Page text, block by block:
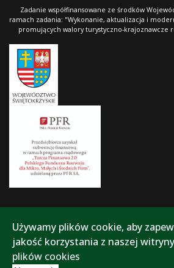
Zadanie współfinansowane ze środków
ramach zadania: "Wykonanie, aktualizacja i
promujących walory turystyczno-krajoznawcze
Używamy plików cookie, aby
jakość korzystania z naszej
plików cookies